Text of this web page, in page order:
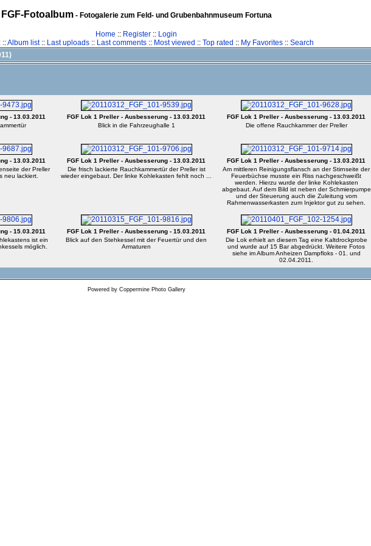
FGF-Fotoalbum- Fotogalerie zum Feld- und Grubenbahnmuseum Fortuna
Home :: Register :: Login
::Album list:: Last uploads:: Last comments:: Most viewed :: Top rated :: My Favorites:: Search
- 13.03.2011
FGF Lok 1 Preller - Ausbesserung - 13.03.2011
Blick in die Fahrzeughalle 1
FGF Lok 1 Preller - Ausbesserung - 13.03.2011
Die offene Rauchkammer der Preller
- 13.03.2011
der Preller
neu lackiert.
FGF Lok 1 Preller - Ausbesserung - 13.03.2011
Die frisch lackierte Rauchkammertür der Preller ist
wieder eingebaut. Der linke Kohlekasten fehlt noch ...
FGF Lok 1 Preller - Ausbesserung - 13.03.2011
Am mittleren Reinigungsflansch an der Stirnseite der
Feuerbüchse musste ein Riss nachgeschweißt
werden. Hierzu wurde der linke Kohlekasten
abgebaut. Auf dem Bild ist neben der Schmierpumpe
und der Steuerung auch die Zuleitung vom
Rahmenwasserkasten zum Injektor gut zu sehen.
- 15.03.2011
ist ein
möglich.
FGF Lok 1 Preller - Ausbesserung - 15.03.2011
Blick auf den Stehkessel mit der Feuertür und den
Armaturen
FGF Lok 1 Preller - Ausbesserung - 01.04.2011
Die Lok erhielt an diesem Tag eine Kaltdrockprobe
und wurde auf 15 Bar abgedrückt. Weitere Fotos
siehe im Album Anheizen Dampfloks - 01. und
02.04.2011.
Powered by Coppermine Photo Gallery